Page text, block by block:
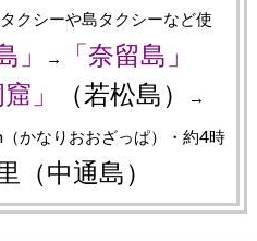
クシーや島タクシーなど使
」 → 「奈留島」
」 （若松島） →
かなりおおざっぱ）・約4時
（中通島）